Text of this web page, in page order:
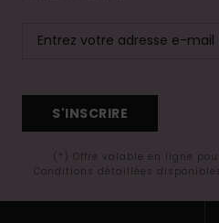
S'INSCRIRE
(*) Offre valable en ligne
Conditions détaillées